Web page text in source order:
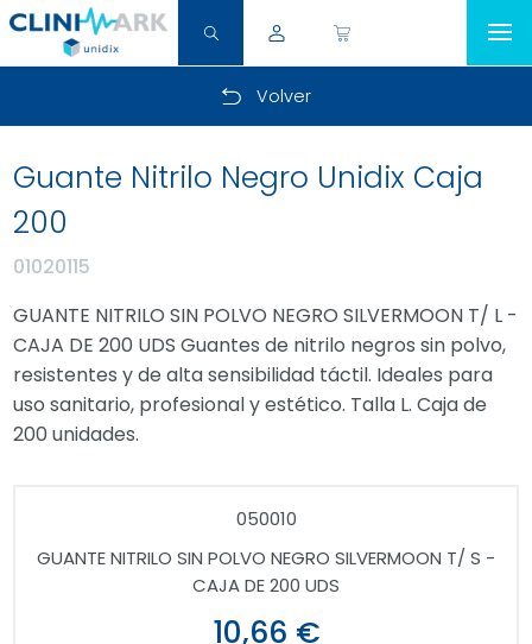
Volver
Guante Nitrilo Negro Unidix Caja
200
01020115
GUANTE NITRILO SIN POLVO NEGRO SILVERMOON T/ L -
CAJA DE 200 UDS Guantes de nitrilo negros sin polvo,
resistentes y de alta sensibilidad táctil. Ideales para
uso sanitario, profesional y estético. Talla L. Caja de
200 unidades.
050010
GUANTE NITRILO SIN POLVO NEGRO SILVERMOON T/ S -
CAJA DE 200 UDS
10,66 €